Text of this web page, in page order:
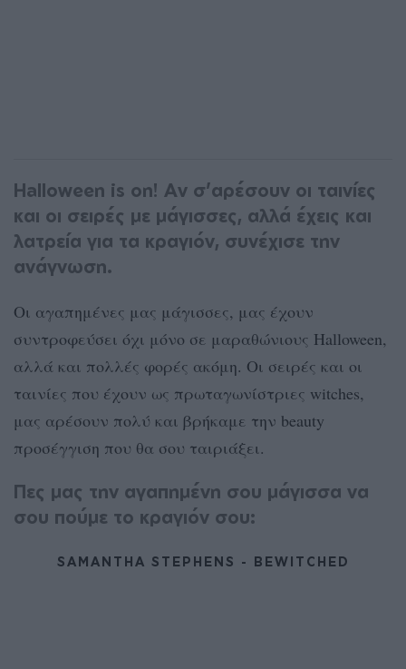
Halloween is on! Αν σ’αρέσουν οι ταινίες
και οι σειρές με μάγισσες, αλλά έχεις και
λατρεία για τα κραγιόν, συνέχισε την
ανάγνωση.
Οι αγαπημένες μας μάγισσες, μας έχουν
συντροφεύσει όχι μόνο σε μαραθώνιους Halloween,
αλλά και πολλές φορές ακόμη. Οι σειρές και οι
ταινίες που έχουν ως πρωταγωνίστριες witches,
μας αρέσουν πολύ και βρήκαμε την beauty
προσέγγιση που θα σου ταιριάξει.
Πες μας την αγαπημένη σου μάγισσα να
σου πούμε το κραγιόν σου:
SAMANTHA STEPHENS - BEWITCHED